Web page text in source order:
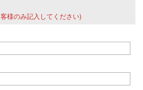
様のみ記入してください)